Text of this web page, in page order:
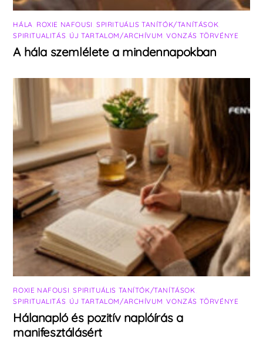
HÁLA ROXIE NAFOUSI SPIRITUÁLIS TANÍTÓK/TANÍTÁSOK
SPIRITUALITÁS ÚJ TARTALOM/ARCHÍVUM ,VONZÁS TÖRVÉNYE
A hála szemlélete a mindennapokban
ROXIE NAFOUSI ,SPIRITUÁLIS TANÍTÓK/TANÍTÁSOK
SPIRITUALITÁS ÚJ TARTALOM/ARCHÍVUM ,VONZÁS TÖRVÉNYE
Hálanapló és pozitív naplóírás a
manifesztálásért